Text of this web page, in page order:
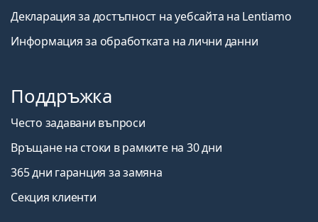
Декларация за достъпност на уебсайта на Lentiamo
Информация за обработката на лични данни
Поддръжка
Често задавани въпроси
Връщане на стоки в рамките на 30 дни
365 дни гаранция за замяна
Секция клиенти